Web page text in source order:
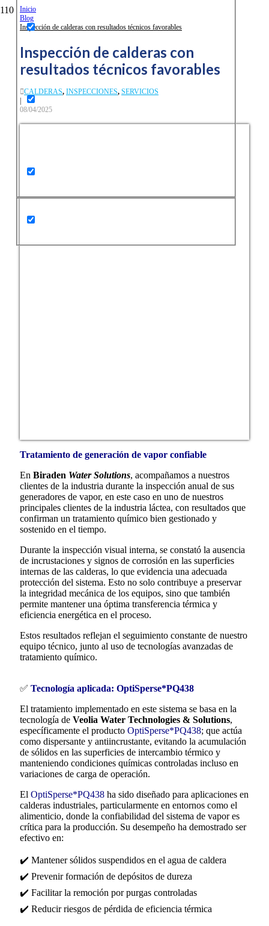
Search in title
Inicio
Blog
Inspección de calderas con resultados técnicos favorables
Inspección de calderas con
resultados técnicos favorables
CALDERAS, INSPECCIONES, SERVICIOS
08/04/2025
Tratamiento de generación de vapor confiable
En Biraden Water Solutions, acompañamos a nuestros
clientes de la industria durante la inspección anual de sus
generadores de vapor, en este caso en uno de nuestros
principales clientes de la industria láctea, con resultados que
confirman un tratamiento químico bien gestionado y
sostenido en el tiempo.
Durante la inspección visual interna, se constató la ausencia
de incrustaciones y signos de corrosión en las superficies
internas de las calderas, lo que evidencia una adecuada
protección del sistema. Esto no solo contribuye a preservar
la integridad mecánica de los equipos, sino que también
permite mantener una óptima transferencia térmica y
eficiencia energética en el proceso.
Estos resultados reflejan el seguimiento constante de nuestro
equipo técnico, junto al uso de tecnologías avanzadas de
tratamiento químico.
✅ Tecnología aplicada: OptiSperse*PQ438
El tratamiento implementado en este sistema se basa en la
tecnología de Veolia Water Technologies & Solutions,
específicamente el producto OptiSperse*PQ438; que actúa
como dispersante y antiincrustante, evitando la acumulación
de sólidos en las superficies de intercambio térmico y
manteniendo condiciones químicas controladas incluso en
variaciones de carga de operación.
El OptiSperse*PQ438 ha sido diseñado para aplicaciones en
calderas industriales, particularmente en entornos como el
alimenticio, donde la confiabilidad del sistema de vapor es
crítica para la producción. Su desempeño ha demostrado ser
efectivo en:
✔️ Mantener sólidos suspendidos en el agua de caldera
✔️ Prevenir formación de depósitos de dureza
✔️ Facilitar la remoción por purgas controladas
✔️ Reducir riesgos de pérdida de eficiencia térmica